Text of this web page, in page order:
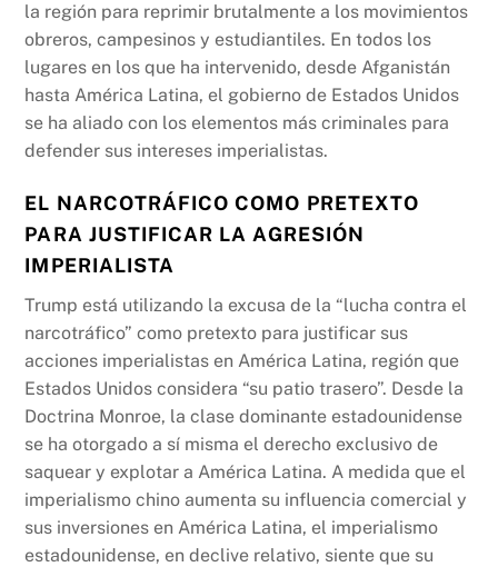
la región para reprimir brutalmente a los movimientos
obreros, campesinos y estudiantiles. En todos los
lugares en los que ha intervenido, desde Afganistán
hasta América Latina, el gobierno de Estados Unidos
se ha aliado con los elementos más criminales para
defender sus intereses imperialistas.
EL NARCOTRÁFICO COMO PRETEXTO
PARA JUSTIFICAR LA AGRESIÓN
IMPERIALISTA
Trump está utilizando la excusa de la “lucha contra el
narcotráfico” como pretexto para justificar sus
acciones imperialistas en América Latina, región que
Estados Unidos considera “su patio trasero”. Desde la
Doctrina Monroe, la clase dominante estadounidense
se ha otorgado a sí misma el derecho exclusivo de
saquear y explotar a América Latina. A medida que el
imperialismo chino aumenta su influencia comercial y
sus inversiones en América Latina, el imperialismo
estadounidense, en declive relativo, siente que su